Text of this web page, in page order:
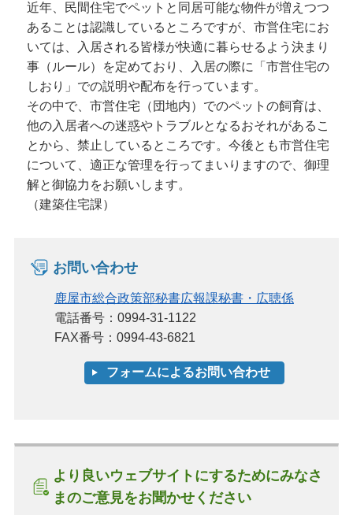
近年、民間住宅でペットと同居可能な物件が増えつつ
あることは認識しているところですが、市営住宅にお
いては、入居される皆様が快適に暮らせるよう決まり
事（ルール）を定めており、入居の際に「市営住宅の
しおり」での説明や配布を行っています。
その中で、市営住宅（団地内）でのペットの飼育は、
他の入居者への迷惑やトラブルとなるおそれがあるこ
とから、禁止しているところです。今後とも市営住宅
について、適正な管理を行ってまいりますので、御理
解と御協力をお願いします。
（建築住宅課）
お問い合わせ
鹿屋市総合政策部秘書広報課秘書・広聴係
電話番号：0994-31-1122
FAX番号：0994-43-6821
より良いウェブサイトにするためにみなさ
まのご意見をお聞かせください